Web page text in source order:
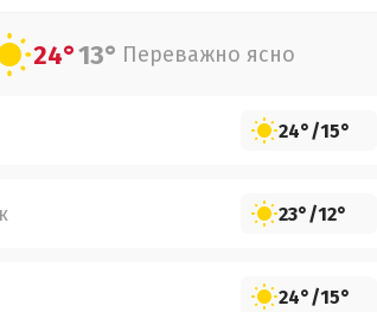
24°13° Переважно ясно
24°/15°
23°/12°
24°/15°